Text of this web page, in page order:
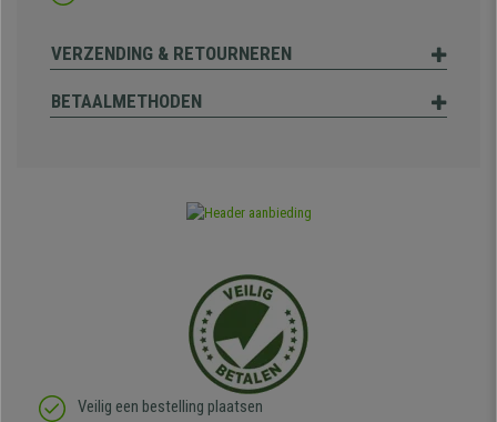
VERZENDING & RETOURNEREN
BETAALMETHODEN
Veilig een bestelling plaatsen